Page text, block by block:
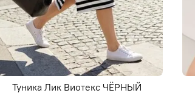
Туника Лик Виотекс ЧЁРНЫЙ